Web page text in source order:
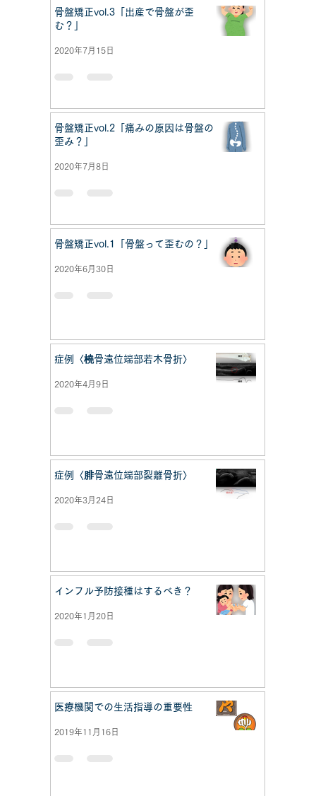
骨盤矯正vol.3「出産で骨盤が歪
む？」
2020年7月15日
骨盤矯正vol.2「痛みの原因は骨盤の
歪み？」
2020年7月8日
骨盤矯正vol.1「骨盤って歪むの？」
2020年6月30日
症例〈橈骨遠位端部若木骨折〉
2020年4月9日
症例〈腓骨遠位端部裂離骨折〉
2020年3月24日
インフル予防接種はするべき？
2020年1月20日
医療機関での生活指導の重要性
2019年11月16日